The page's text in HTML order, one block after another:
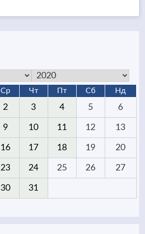
Ср Чт Пт Сб Нд
2 3 4 5 6
9 10 11 12 13
16 17 18 19 20
23 24 25 26 27
30 31